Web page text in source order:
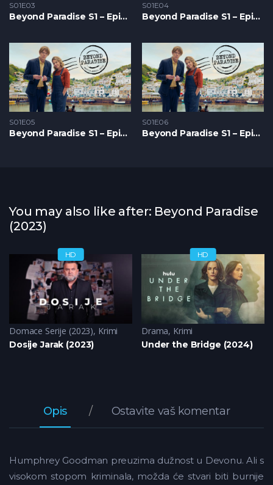
S01E03
Beyond Paradise S1 – Epizoda 03
S01E04
Beyond Paradise S1 – Epizoda 04
S01E05
Beyond Paradise S1 – Epizoda 05
S01E06
Beyond Paradise S1 – Epizoda 06
You may also like after: Beyond Paradise
(2023)
HD
Domace Serije (2023), Krimi
Dosije Jarak (2023)
HD
Drama, Krimi
Under the Bridge (2024)
Opis Ostavite vaš komentar
Humphrey Goodman preuzima dužnost u Devonu. Ali s
visokom stopom kriminala, možda će stvari biti burnije